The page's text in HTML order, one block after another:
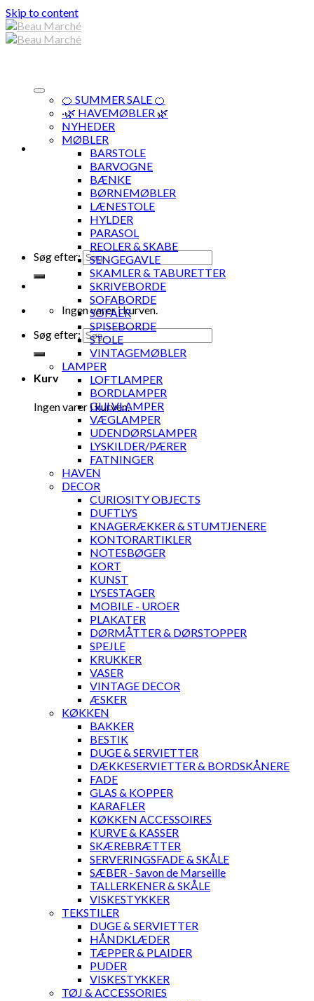
Skip to content
Søg efter:
Ingen varer i kurven.
Søg efter:
Kurv
Ingen varer i kurven.
🍊 SUMMER SALE 🍊
·🌿 HAVEMØBLER 🌿
NYHEDER
MØBLER
BARSTOLE
BARVOGNE
BÆNKE
BØRNEMØBLER
LÆNESTOLE
HYLDER
PARASOL
REOLER & SKABE
SENGEGAVLE
SKAMLER & TABURETTER
SKRIVEBORDE
SOFABORDE
SOFAER
SPISEBORDE
STOLE
VINTAGEMØBLER
LAMPER
LOFTLAMPER
BORDLAMPER
GULVLAMPER
VÆGLAMPER
UDENDØRSLAMPER
LYSKILDER/PÆRER
FATNINGER
HAVEN
DECOR
CURIOSITY OBJECTS
DUFTLYS
KNAGERÆKKER & STUMTJENERE
KONTORARTIKLER
NOTESBØGER
KORT
KUNST
LYSESTAGER
MOBILE - UROER
PLAKATER
DØRMÅTTER & DØRSTOPPER
SPEJLE
KRUKKER
VASER
VINTAGE DECOR
ÆSKER
KØKKEN
BAKKER
BESTIK
DUGE & SERVIETTER
DÆKKESERVIETTER & BORDSKÅNERE
FADE
GLAS & KOPPER
KARAFLER
KØKKEN ACCESSOIRES
KURVE & KASSER
SKÆREBRÆTTER
SERVERINGSFADE & SKÅLE
SÆBER - Savon de Marseille
TALLERKENER & SKÅLE
VISKESTYKKER
TEKSTILER
DUGE & SERVIETTER
HÅNDKLÆDER
TÆPPER & PLAIDER
PUDER
VISKESTYKKER
TØJ & ACCESSORIES